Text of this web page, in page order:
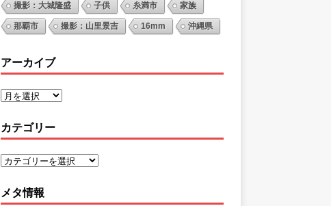
撮影：大城隆盛 子供 糸満市 家族
那覇市 撮影：山里景吉 16mm 沖縄県
アーカイブ
カテゴリー
メタ情報